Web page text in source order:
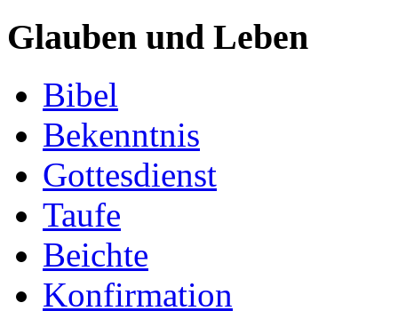
Glauben und Leben
Bibel
Bekenntnis
Gottesdienst
Taufe
Beichte
Konfirmation